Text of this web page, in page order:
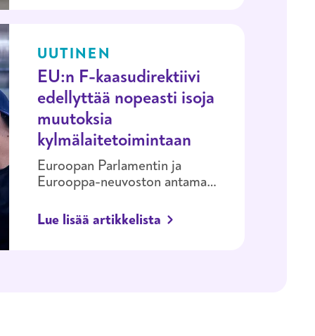
EU:n F-kaasudirektiivi
edellyttää nopeasti isoja
muutoksia
kylmälaitetoimintaan
UUTINEN
Euroopan Parlamentin ja
Eurooppa-neuvoston antama
kaasuista ja niiden käytöstä
muun muassa kylmälaitteissa
Lue lisää artikkelista